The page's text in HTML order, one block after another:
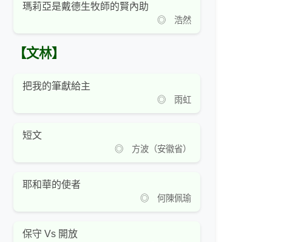
瑪莉亞是戴德生牧師的賢內助
◎ 浩然
【文林】
把我的筆獻給主
◎ 雨虹
短文
◎ 方波（安徽省）
耶和華的使者
◎ 何陳佩瑜
保守 Vs 開放